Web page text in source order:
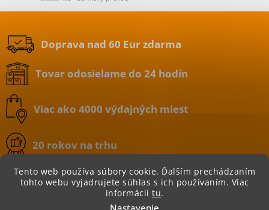
Tento web používa súbory cookie. Ďalším prechádzaním
tohto webu vyjadrujete súhlas s ich používaním. Viac
informácií tu.
Nastavenie
Doprava nad 60 Eur zdarma
Tovar odosielame do 24 hodín
Viac ako 4000 výdajných miest
20 rokov na trhu
BATERIE.sk | internetový obchod